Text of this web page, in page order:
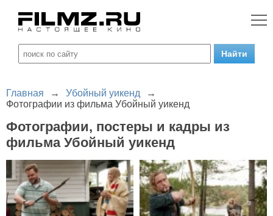
Главная → Убойный уикенд
→
Фотографии из фильма Убойный уикенд
Фотографии, постеры и кадры из
фильма Убойный уикенд